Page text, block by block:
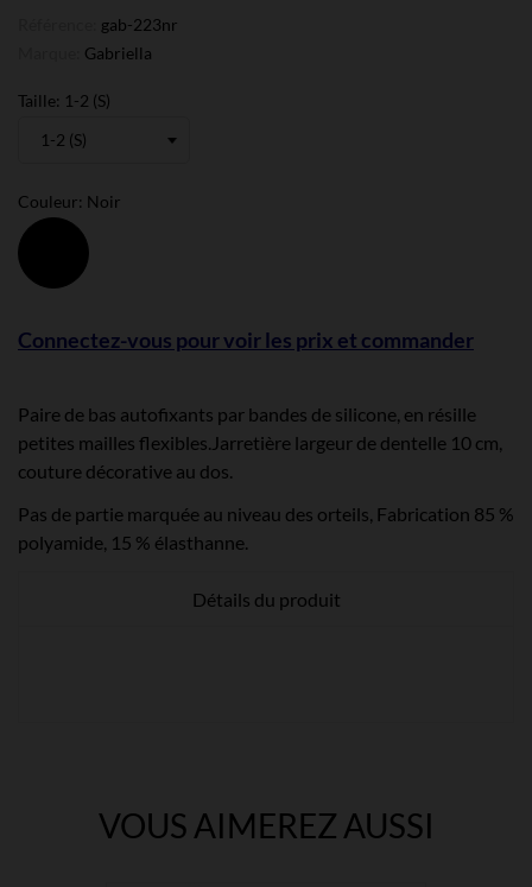
gab-223nr
Gabriella
Taille: 1-2 (S)
Couleur: Noir
Connectez-vous pour voir les prix et commander
Paire de bas autofixants par bandes de silicone, en résille
petites mailles flexibles.Jarretière largeur de dentelle 10 cm,
couture décorative au dos.
Pas de partie marquée au niveau des orteils, Fabrication 85 %
polyamide, 15 % élasthanne.
Détails du produit
VOUS AIMEREZ AUSSI